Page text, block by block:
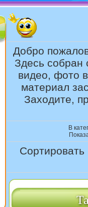
Добро
Здесь собран
видео, фото
материал
Заходите,
В
Сортировать